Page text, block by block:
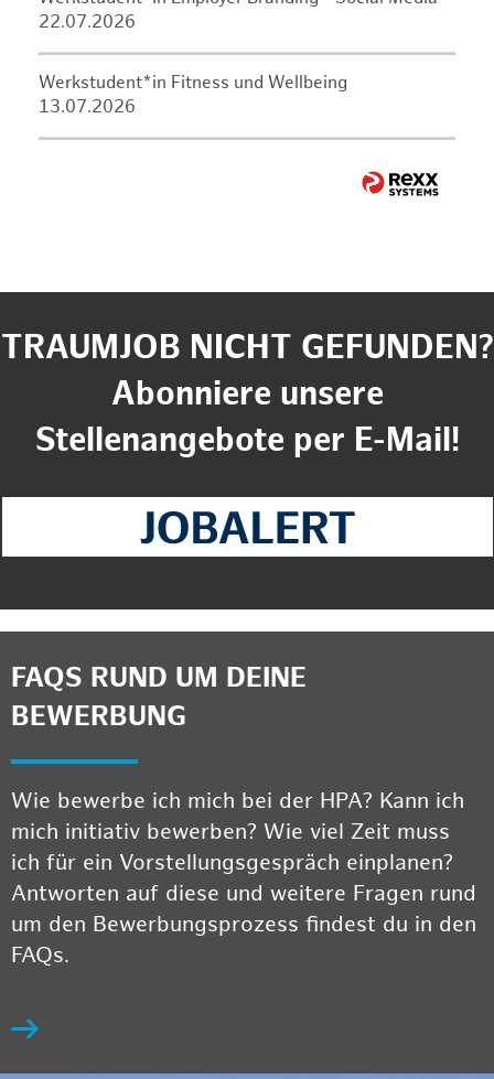
22.07.2026
Werkstudent*in Fitness und Wellbeing
13.07.2026
TRAUMJOB NICHT GEFUNDEN?
Abonniere unsere
Stellenangebote per E-Mail!
FAQS RUND UM DEINE
BEWERBUNG
Wie bewerbe ich mich bei der HPA? Kann ich
mich initiativ bewerben? Wie viel Zeit muss
ich für ein Vorstellungsgespräch einplanen?
Antworten auf diese und weitere Fragen rund
um den Bewerbungsprozess findest du in den
FAQs.